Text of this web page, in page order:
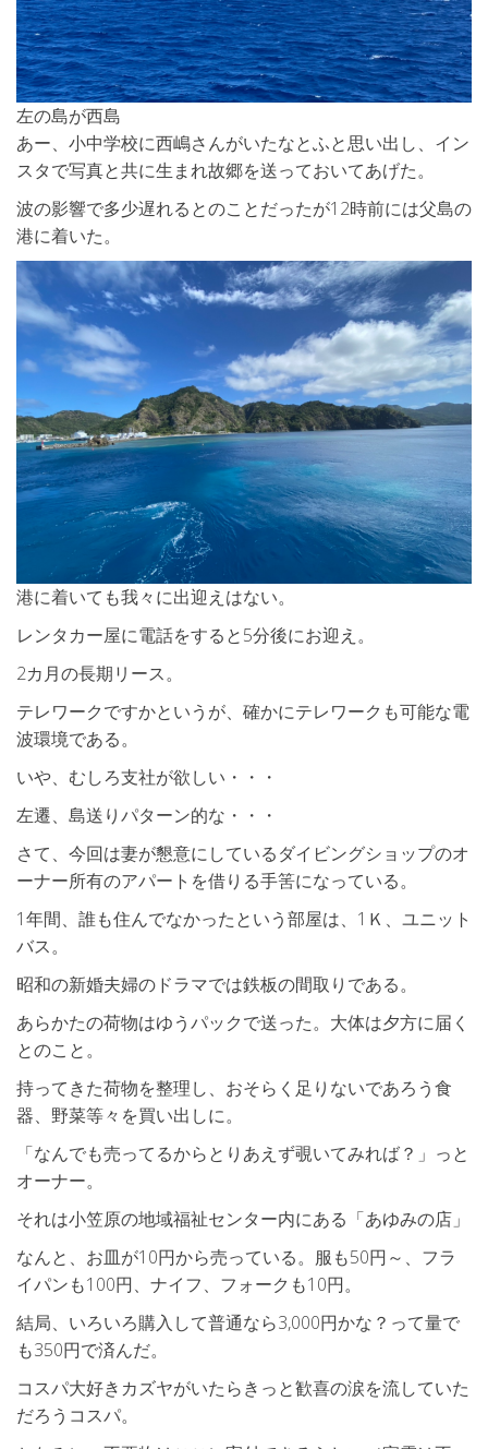
左の島が西島
あー、小中学校に西嶋さんがいたなとふと思い出し、イン
スタで写真と共に生まれ故郷を送っておいてあげた。
波の影響で多少遅れるとのことだったが12時前には父島の
港に着いた。
港に着いても我々に出迎えはない。
レンタカー屋に電話をすると5分後にお迎え。
2カ月の長期リース。
テレワークですかというが、確かにテレワークも可能な電
波環境である。
いや、むしろ支社が欲しい・・・
左遷、島送りパターン的な・・・
さて、今回は妻が懇意にしているダイビングショップのオ
ーナー所有のアパートを借りる手筈になっている。
1年間、誰も住んでなかったという部屋は、1Ｋ、ユニット
バス。
昭和の新婚夫婦のドラマでは鉄板の間取りである。
あらかたの荷物はゆうパックで送った。大体は夕方に届く
とのこと。
持ってきた荷物を整理し、おそらく足りないであろう食
器、野菜等々を買い出しに。
「なんでも売ってるからとりあえず覗いてみれば？」っと
オーナー。
それは小笠原の地域福祉センター内にある「あゆみの店」
なんと、お皿が10円から売っている。服も50円～、フラ
イパンも100円、ナイフ、フォークも10円。
結局、いろいろ購入して普通なら3,000円かな？って量で
も350円で済んだ。
コスパ大好きカズヤがいたらきっと歓喜の涙を流していた
だろうコスパ。